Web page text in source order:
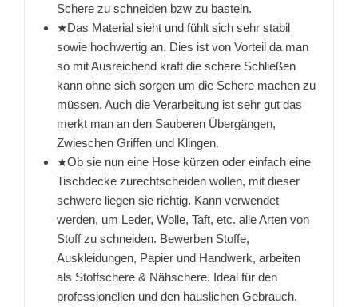
Schere zu schneiden bzw zu basteln.
★Das Material sieht und fühlt sich sehr stabil
sowie hochwertig an. Dies ist von Vorteil da man
so mit Ausreichend kraft die schere Schließen
kann ohne sich sorgen um die Schere machen zu
müssen. Auch die Verarbeitung ist sehr gut das
merkt man an den Sauberen Übergängen,
Zwieschen Griffen und Klingen.
★Ob sie nun eine Hose kürzen oder einfach eine
Tischdecke zurechtscheiden wollen, mit dieser
schwere liegen sie richtig. Kann verwendet
werden, um Leder, Wolle, Taft, etc. alle Arten von
Stoff zu schneiden. Bewerben Stoffe,
Auskleidungen, Papier und Handwerk, arbeiten
als Stoffschere & Nähschere. Ideal für den
professionellen und den häuslichen Gebrauch.